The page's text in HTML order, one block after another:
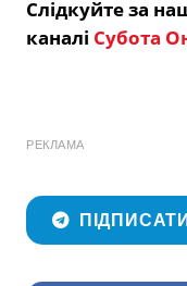
Слідкуйте за
каналі Субота
РЕКЛАМА